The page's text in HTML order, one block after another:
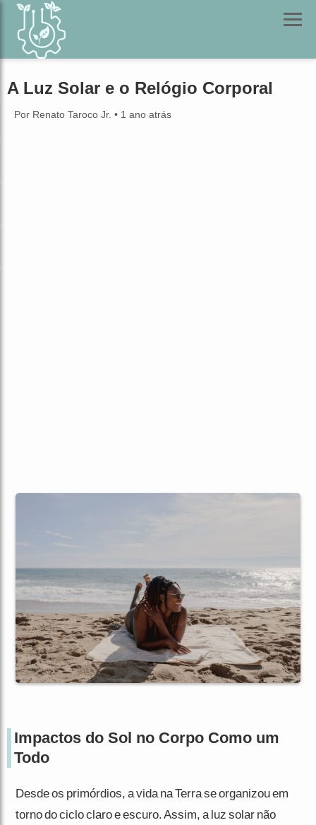
A Luz Solar e o Relógio Corporal
Por Renato Taroco Jr. • 1 ano atrás
Impactos do Sol no Corpo Como um
Todo
Desde os primórdios, a vida na Terra se organizou em
torno do ciclo claro e escuro. Assim, a luz solar não